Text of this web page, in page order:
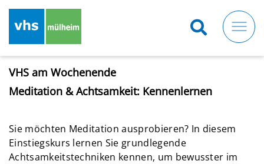
VHS am Wochenende
Meditation & Achtsamkeit: Kennenlernen
Sie möchten Meditation ausprobieren? In diesem
Einstiegskurs lernen Sie grundlegende
Achtsamkeitstechniken kennen, um bewusster im